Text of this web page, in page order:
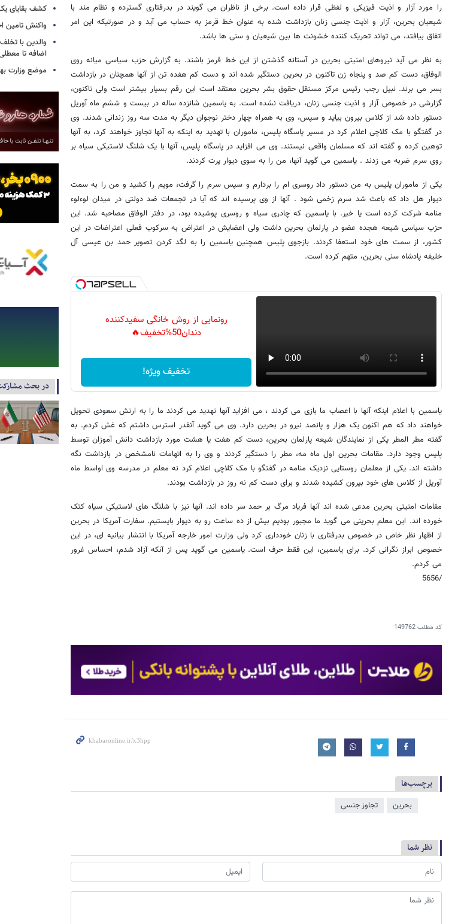
را مورد آزار و اذیت فیزیکی و لفظی قرار داده است. برخی از ناظران می گویند در بدرفتاری گسترده و نظام مند با
شیعیان بحرین، آزار و اذیت جنسی زنان بازداشت شده به عنوان خط قرمز به حساب می آید و در صورتیکه این امر
اتفاق بیافتد، می تواند تحریک کننده خشونت ها بین شیعیان و سنی ها باشد.
به نظر می آید نیروهای امنیتی بحرین در آستانه گذشتن از این خط قرمز باشند. به گزارش حزب سیاسی میانه روی
الوفاق، دست کم صد و پنجاه زن تاکنون در بحرین دستگیر شده اند و دست کم هفده تن از آنها همچنان در بازداشت
بسر می برند. نبیل رجب رئیس مرکز مستقل حقوق بشر بحرین معتقد است این رقم بسیار بیشتر است ولی تاکنون،
گزارشی در خصوص آزار و اذیت جنسی زنان، دریافت نشده است. به یاسمین شانزده ساله در بیست و ششم ماه آوریل
دستور داده شد از کلاس بیرون بیاید و سپس، وی به همراه چهار دختر نوجوان دیگر به مدت سه روز زندانی شدند. وی
در گفتگو با مک کلاچی اعلام کرد در مسیر پاسگاه پلیس، ماموران با تهدید به اینکه به آنها تجاوز خواهند کرد، به آنها
توهین کرده و گفته اند که مسلمان واقعی نیستند. وی می افزاید در پاسگاه پلیس، آنها با یک شلنگ لاستیکی سیاه بر
روی سرم ضربه می زدند . یاسمین می گوید آنها، من را به سوی دیوار پرت کردند.
یکی از ماموران پلیس به من دستور داد روسری ام را بردارم و سپس سرم را گرفت، مویم را کشید و من را به سمت
دیوار هل داد که باعث شد سرم زخمی شود . آنها از وی پرسیده اند که آیا در تجمعات ضد دولتی در میدان لوءلوء
منامه شرکت کرده است یا خیر. با یاسمین که چادری سیاه و روسری پوشیده بود، در دفتر الوفاق مصاحبه شد. این
حزب سیاسی شیعه هجده عضو در پارلمان بحرین داشت ولی اعضایش در اعتراض به سرکوب فعلی اعتراضات در این
کشور، از سمت های خود استعفا کردند. بازجوی پلیس همچنین یاسمین را به لگد کردن تصویر حمد بن عیسی آل
خلیفه پادشاه سنی بحرین، متهم کرده است.
رونمایی از روش خانگی سفیدکننده
دندان50%تخفیف🔥
تخفیف ویژه!
یاسمین با اعلام اینکه آنها با اعصاب ما بازی می کردند ، می افزاید آنها تهدید می کردند ما را به ارتش سعودی تحویل
خواهند داد که هم اکنون یک هزار و پانصد نیرو در بحرین دارد. وی می گوید آنقدر استرس داشتم که غش کردم. به
گفته مطر المطر یکی از نمایندگان شیعه پارلمان بحرین، دست کم هفت یا هشت مورد بازداشت دانش آموزان توسط
پلیس وجود دارد. مقامات بحرین اول ماه مه، مطر را دستگیر کردند و وی را به اتهامات نامشخص در بازداشت نگه
داشته اند. یکی از معلمان روستایی نزدیک منامه در گفتگو با مک کلاچی اعلام کرد نه معلم در مدرسه وی اواسط ماه
آوریل از کلاس های خود بیرون کشیده شدند و برای دست کم نه روز در بازداشت بودند.
مقامات امنیتی بحرین مدعی شده اند آنها فریاد مرگ بر حمد سر داده اند. آنها نیز با شلنگ های لاستیکی سیاه کتک
خورده اند. این معلم بحرینی می گوید ما مجبور بودیم بیش از ده ساعت رو به دیوار بایستیم. سفارت آمریکا در بحرین
از اظهار نظر خاص در خصوص بدرفتاری با زنان خودداری کرد ولی وزارت امور خارجه آمریکا با انتشار بیانیه ای، در این
خصوص ابراز نگرانی کرد. برای یاسمین، این فقط حرف است. یاسمین می گوید پس از آنکه آزاد شدم، احساس غرور
می کردم.
/5656
کد مطلب149762
برچسب‌ها
بحرین تجاوز جنسی
نظر شما
کشف بقایای
واکنش تامین
والدین با
اضافه تا
موضع وزارت
در بحث